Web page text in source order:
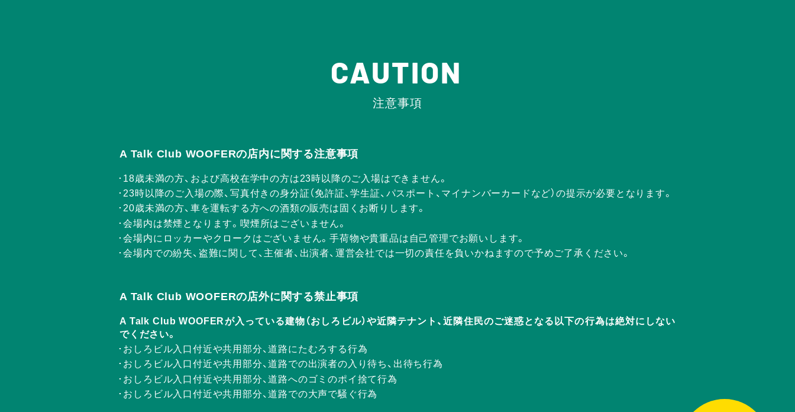
CAUTION
注意事項
A Talk Club WOOFERの店内に関する注意事項
18歳未満の方、および高校在学中の方は23時以降のご入場はできません。
23時以降のご入場の際、写真付きの身分証（免許証、学生証、パスポート、マイナンバーカードなど）の提示が必要となります。
20歳未満の方、車を運転する方への酒類の販売は固くお断りします。
会場内は禁煙となります。喫煙所はございません。
会場内にロッカーやクロークはございません。手荷物や貴重品は自己管理でお願いします。
会場内での紛失、盗難に関して、主催者、出演者、運営会社では一切の責任を負いかねますので予めご了承ください。
A Talk Club WOOFERの店外に関する禁止事項
A Talk Club WOOFERが入っている建物（おしろビル）や近隣テナント、近隣住民のご迷惑となる以下の行為は絶対にしない
でください。
おしろビル入口付近や共用部分、道路にたむろする行為
おしろビル入口付近や共用部分、道路での出演者の入り待ち、出待ち行為
おしろビル入口付近や共用部分、道路へのゴミのポイ捨て行為
おしろビル入口付近や共用部分、道路での大声で騒ぐ行為